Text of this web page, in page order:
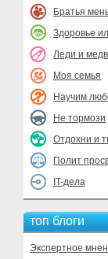
Братья
Здоровье
Леди и
Моя семья
Научим
Не тормози
Отдохни и
Полит
IT-дела
топ блоги
Экспертное